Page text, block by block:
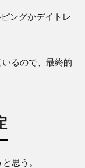
ングかデイトレ
るので、最終的
思う。